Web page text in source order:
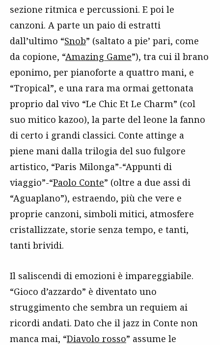
sezione ritmica e percussioni. E poi le
canzoni. A parte un paio di estratti
dall’ultimo “Snob” (saltato a pie’ pari, come
da copione, “Amazing Game”), tra cui il brano
eponimo, per pianoforte a quattro mani, e
“Tropical”, e una rara ma ormai gettonata
proprio dal vivo “Le Chic Et Le Charm” (col
suo mitico kazoo), la parte del leone la fanno
di certo i grandi classici. Conte attinge a
piene mani dalla trilogia del suo fulgore
artistico, “Paris Milonga”-“Appunti di
viaggio”-“Paolo Conte” (oltre a due assi di
“Aguaplano”), estraendo, più che vere e
proprie canzoni, simboli mitici, atmosfere
cristallizzate, storie senza tempo, e tanti,
tanti brividi.
Il saliscendi di emozioni è impareggiabile.
“Gioco d’azzardo” è diventato uno
struggimento che sembra un requiem ai
ricordi andati. Dato che il jazz in Conte non
manca mai, “Diavolo rosso” assume le